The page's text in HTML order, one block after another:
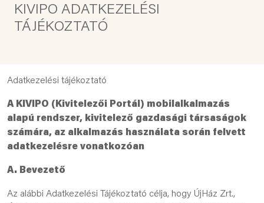
KIVIPO ADATKEZELÉSI
TÁJÉKOZTATÓ
Adatkezelési tájékoztató
A KIVIPO (Kivitelezői Portál) mobilalkalmazás
alapú rendszer, kivitelező gazdasági társaságok
számára, az alkalmazás használata során felvett
adatkezelésre vonatkozóan
A. Bevezető
Az alábbi Adatkezelési Tájékoztató célja, hogy ÚjHáz Zrt.,